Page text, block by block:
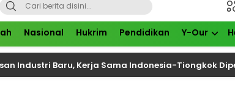
Nasional Hukrim Pendidikan Y-Our
Baru, Kerja Sama Indonesia-Tiongkok Diperkuat